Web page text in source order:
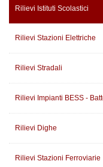
Rilievi Istituti Scolastici
Rilievi Stazioni Elettriche
Rilievi Stradali
Rilievi Impianti BESS -
Rilievi Dighe
Rilievi Stazioni Ferroviarie